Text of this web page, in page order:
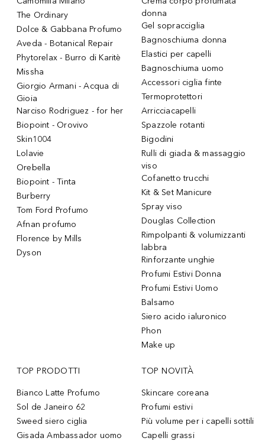
The Ordinary
Dolce & Gabbana Profumo
Aveda - Botanical Repair
Phytorelax - Burro di Karitè
Missha
Giorgio Armani - Acqua di
Gioia
Narciso Rodriguez - for her
Biopoint - Orovivo
Skin1004
Lolavie
Orebella
Biopoint - Tinta
Burberry
Tom Ford Profumo
Afnan profumo
Florence by Mills
Dyson
donna
Gel sopracciglia
Bagnoschiuma donna
Elastici per capelli
Bagnoschiuma uomo
Accessori ciglia finte
Termoprotettori
Arricciacapelli
Spazzole rotanti
Bigodini
Rulli di giada & massaggio
viso
Cofanetto trucchi
Kit & Set Manicure
Spray viso
Douglas Collection
Rimpolpanti & volumizzanti
labbra
Rinforzante unghie
Profumi Estivi Donna
Profumi Estivi Uomo
Balsamo
Siero acido ialuronico
Phon
Make up
TOP PRODOTTI
Bianco Latte Profumo
Sol de Janeiro 62
Sweed siero ciglia
Gisada Ambassador uomo
TOP NOVITÀ
Skincare coreana
Profumi estivi
Più volume per i capelli sottili
Capelli grassi